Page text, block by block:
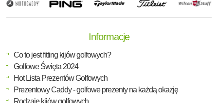
Informacje
Co to jest fitting kijów golfowych?
Golfowe Święta 2024
Hot Lista Prezentów Golfowych
Prezentowy Caddy - golfowe prezenty na każdą okazję
Rodzaje kijów golfowych